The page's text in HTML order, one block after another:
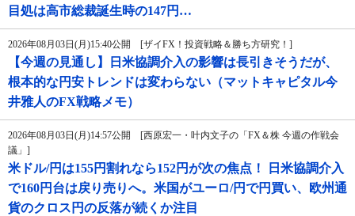
目処は高市総裁誕生時の147円…
2026年08月03日(月)15:40公開 [ザイFX！投資戦略＆勝ち方研究！]
【今週の見通し】日米協調介入の影響は長引きそうだが、
根本的な円安トレンドは変わらない（マットキャピタル今
井雅人のFX戦略メモ）
2026年08月03日(月)14:57公開 [西原宏一・叶内文子の「FX＆株 今週の作戦会
議」]
米ドル/円は155円割れなら152円が次の焦点！ 日米協調介入
で160円台は戻り売りへ。米国がユーロ/円で円買い、欧州通
貨のクロス円の反落が続くか注目